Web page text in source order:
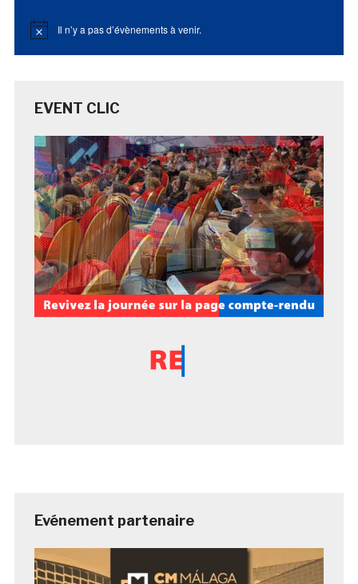
Notice Il n’y a pas d’évènements à venir.
EVENT CLIC
Evénement partenaire